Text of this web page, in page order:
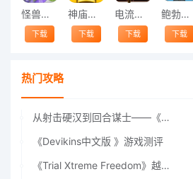
怪兽跳跃
下载
神庙逃亡中文版
下载
电流急急棒
下载
鲍勃的梦境
下载
热门攻略
从射击硬汉到回合谋士——《战争机器：战略版》如何演绎另一位猛男的传奇
《Devikins中文版 》游戏测评
《Trial Xtreme Freedom》越野摩托车测评总结